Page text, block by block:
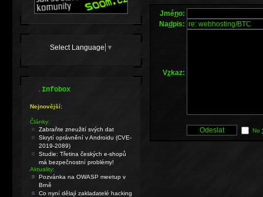
Jméno:
Nadpis:
Vzkaz:
No
Select Language ▼
.Infobox
Nejnovější:
Články:
Zabraňte zneužití svých dat
Skrytí oprávnění v Androidu (CVE-
2019-2089)
Studie: Třetina českých e-shopů
má bezpečnostní problémy!
Aktuality:
Pozvánka na OWASP meetup v
Brně
Co nyní dělají zakladatelé hacking